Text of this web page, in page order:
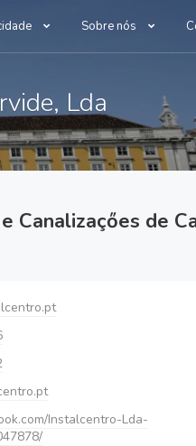
Sobre nós
Lda
Canalizaçőes de
Instalcentro-Lda-